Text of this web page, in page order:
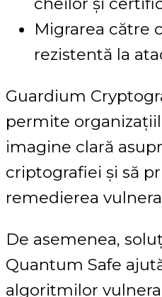
Migrarea către
rezistentă la
Guardium
permite
imagine clară
criptografiei și să
remedierea
De asemenea,
Quantum Safe
algoritmilor